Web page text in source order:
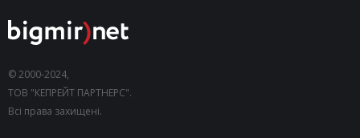
© 2000-2024,
ТОВ "КЕПРЕЙТ ПАРТНЕРС".
Всі права захищені.